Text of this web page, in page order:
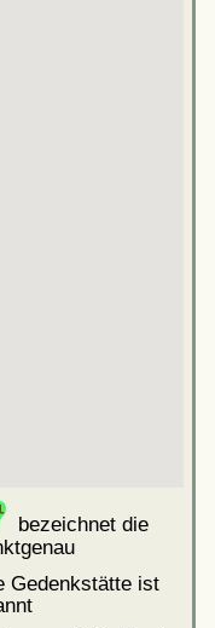
bezeichnet die
Gedenkstätte ist